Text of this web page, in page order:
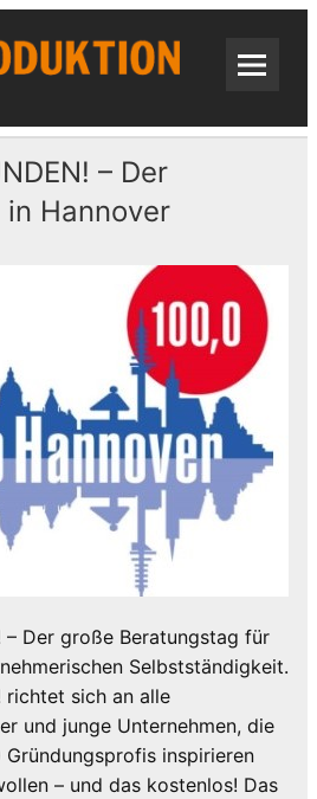
– Der
Hannover
– Der große Beratungstag für
Selbstständigkeit.
richtet sich an alle
und junge Unternehmen, die
inspirieren
– und das kostenlos! Das